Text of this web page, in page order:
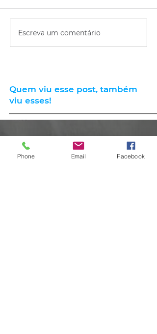
Escreva um comentário
Quem viu esse post, também
viu esses!
há 18 horas 2 min de leitura
Phone Email Facebook